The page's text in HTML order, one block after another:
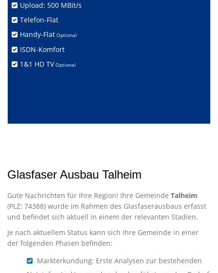
Upload: 500 MBit/s
Telefon-Flat
Handy-Flat Optional
ISDN-Komfort
1&1 HD TV Optional
Glasfaser Ausbau Talheim
Gute Nachrichten für Ihre Region! Ihre Gemeinde Talheim
(PLZ: 74388) wurde im Rahmen des Glasfaserausbaus erfasst
und befindet sich aktuell in einem der relevanten Stadien.
Je nach aktuellem Status kann sich Ihre Gemeinde in einer
der folgenden Phasen befinden:
Markterkundung: Erste Analysen zur bestehenden